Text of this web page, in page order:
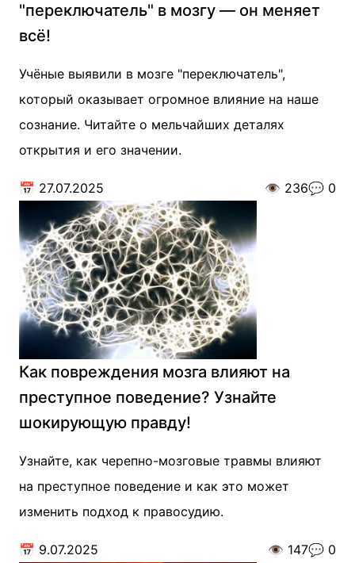
"переключатель" в мозгу — он меняет
всё!
Учёные выявили в мозге "переключатель",
который оказывает огромное влияние на наше
сознание. Читайте о мельчайших деталях
открытия и его значении.
📅 27.07.2025 👁️ 236💬 0
Как повреждения мозга влияют на
преступное поведение? Узнайте
шокирующую правду!
Узнайте, как черепно-мозговые травмы влияют
на преступное поведение и как это может
изменить подход к правосудию.
📅 9.07.2025 👁️ 147💬 0